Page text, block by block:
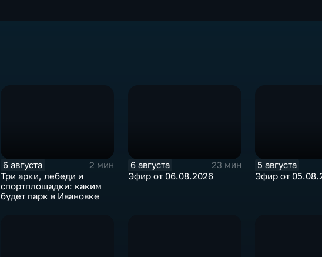
6 августа
2 мин
Три арки, лебеди и
спортплощадки: каким
будет парк в Ивановке
6 августа
23 мин
Эфир от 06.08.2026
5 августа
Эфир от